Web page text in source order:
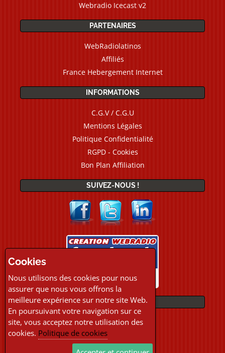
Webradio Icecast v2
PARTENAIRES
WebRadiolatinos
Affiliés
France Hebergement Internet
INFORMATIONS
C.G.V / C.G.U
Mentions Légales
Politique Confidentialité
RGPD - Cookies
Bon Plan Affiliation
SUIVEZ-NOUS !
PAIEMENTS
Cookies
Nous utilisons des cookies pour nous
assurer que nous vous offrons la
meilleure expérience sur notre site Web.
En poursuivant votre navigation sur ce
site, vous acceptez notre utilisation des
cookies. Politique de cookies